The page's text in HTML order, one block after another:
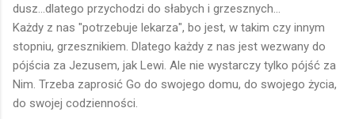
dusz...dlatego przychodzi do słabych i grzesznych...
Każdy z nas "potrzebuje lekarza", bo jest, w takim czy innym
stopniu, grzesznikiem. Dlatego każdy z nas jest wezwany do
pójścia za Jezusem, jak Lewi. Ale nie wystarczy tylko pójść za
Nim. Trzeba zaprosić Go do swojego domu, do swojego życia,
do swojej codzienności.